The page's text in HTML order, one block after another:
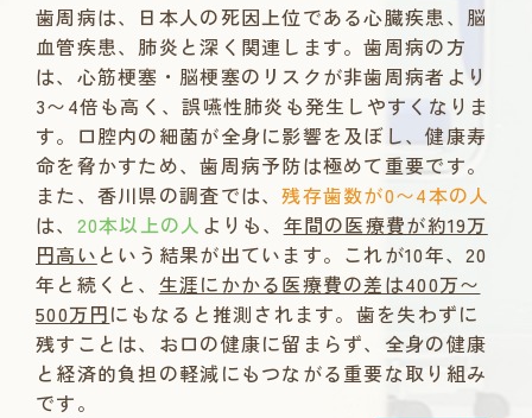
歯周病は、日本人の死因上位である心臓疾患、脳
血管疾患、肺炎と深く関連します。歯周病の方
は、心筋梗塞・脳梗塞のリスクが非歯周病者より
3〜4倍も高く、誤嚥性肺炎も発生しやすくなりま
す。口腔内の細菌が全身に影響を及ぼし、健康寿
命を脅かすため、歯周病予防は極めて重要です。
また、香川県の調査では、残存歯数が0〜4本の人
は、 20本以上の人 よりも、 年間の医療費が約19万
円高い という結果が出ています。これが10年、20
年と続くと、 生涯にかかる医療費の差は400万〜
500万円にもなると推測されます。歯を失わずに
残すことは、お口の健康に留まらず、全身の健康
と経済的負担の軽減にもつながる重要な取り組み
です。